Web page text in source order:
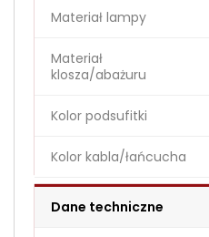
Materiał lampy
Materiał
klosza/abażuru
Kolor podsufitki
Kolor kabla/łańcucha
Dane techniczne